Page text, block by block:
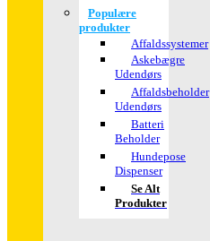
Populære
produkter
Affaldssystemer
Askebægre
Udendørs
Affaldsbeholder
Udendørs
Batteri
Beholder
Hundepose
Dispenser
Se Alt
Produkter